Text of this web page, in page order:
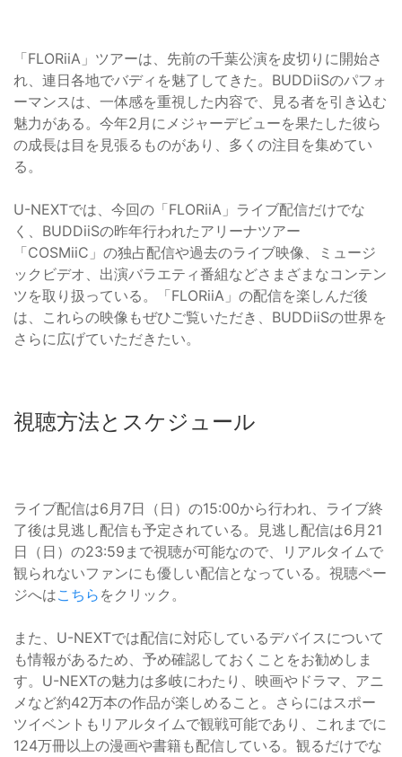
「FLORiiA」ツアーは、先前の千葉公演を皮切りに開始さ
れ、連日各地でバディを魅了してきた。BUDDiiSのパフォ
ーマンスは、一体感を重視した内容で、見る者を引き込む
魅力がある。今年2月にメジャーデビューを果たした彼ら
の成長は目を見張るものがあり、多くの注目を集めてい
る。
U-NEXTでは、今回の「FLORiiA」ライブ配信だけでな
く、BUDDiiSの昨年行われたアリーナツアー
「COSMiiC」の独占配信や過去のライブ映像、ミュージ
ックビデオ、出演バラエティ番組などさまざまなコンテン
ツを取り扱っている。「FLORiiA」の配信を楽しんだ後
は、これらの映像もぜひご覧いただき、BUDDiiSの世界を
さらに広げていただきたい。
視聴方法とスケジュール
ライブ配信は6月7日（日）の15:00から行われ、ライブ終
了後は見逃し配信も予定されている。見逃し配信は6月21
日（日）の23:59まで視聴が可能なので、リアルタイムで
観られないファンにも優しい配信となっている。視聴ペー
ジへはこちら をクリック。
また、U-NEXTでは配信に対応しているデバイスについて
も情報があるため、予め確認しておくことをお勧めしま
す。U-NEXTの魅力は多岐にわたり、映画やドラマ、アニ
メなど約42万本の作品が楽しめること。さらにはスポー
ツイベントもリアルタイムで観戦可能であり、これまでに
124万冊以上の漫画や書籍も配信している。観るだけでな